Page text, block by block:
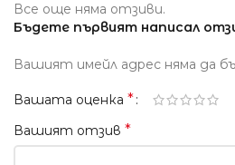
Все още няма отзиви.
Бъдете първият написал
Вашият имейл адрес няма да
Вашата оценка *
Вашият отзив *